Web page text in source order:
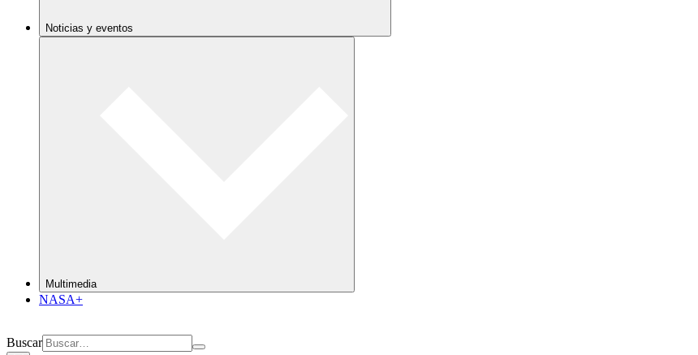
Noticias y eventos
Multimedia
NASA+
Buscar